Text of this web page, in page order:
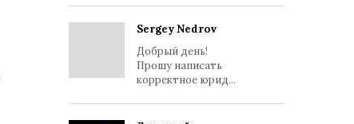
Sergey Nedrov
Добрый день!
Прошу написать
корректное юрид...